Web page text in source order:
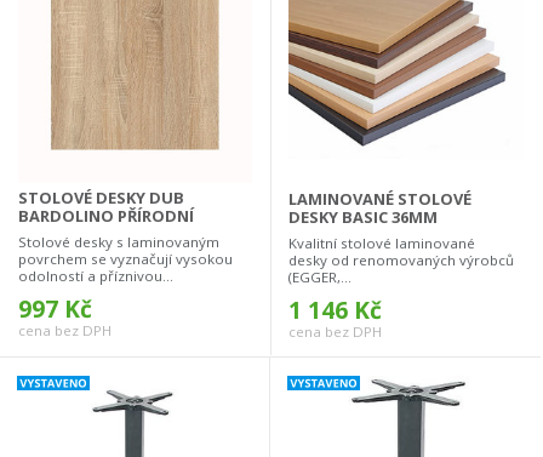
STOLOVÉ DESKY DUB
BARDOLINO PŘÍRODNÍ
Stolové desky s laminovaným
povrchem se vyznačují vysokou
odolností a příznivou...
997 Kč
cena bez DPH
LAMINOVANÉ STOLOVÉ
DESKY BASIC 36MM
Kvalitní stolové laminované
desky od renomovaných výrobců
(EGGER,...
1 146 Kč
cena bez DPH